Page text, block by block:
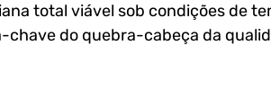
total viável sob condições de
chave do quebra-cabeça da